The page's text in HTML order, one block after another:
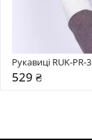
Рукавиці RUK-PR-3
529 ₴